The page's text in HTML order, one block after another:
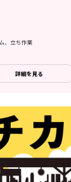
、立ち作業
詳細を見る